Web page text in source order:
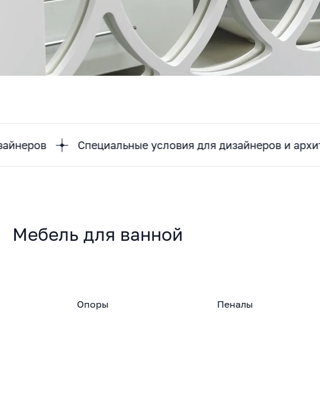
Специальные условия для дизайнеров и архитекторов
Мебель для ванной
Опоры Пеналы